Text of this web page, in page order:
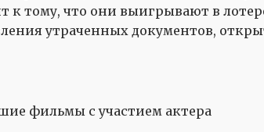
к тому, что они выигрывают в
утраченных документов,